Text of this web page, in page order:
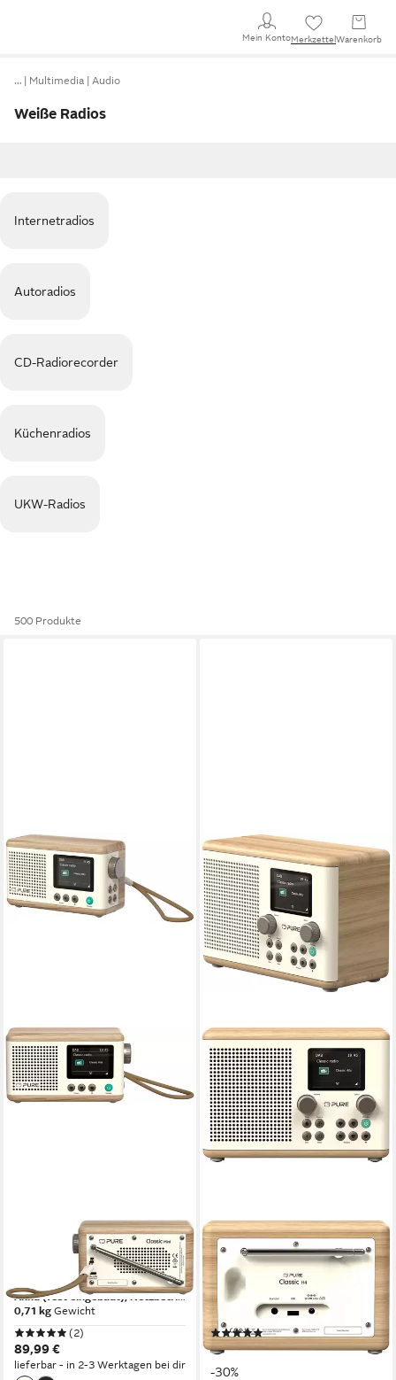
Mein KontoMerkzettel Warenkorb
… Multimedia Audio
Weiße Radios
Internetradios
Autoradios
CD-Radiorecorder
Küchenradios
UKW-Radios
500 Produkte
Classic Mini Digitalradio (DAB)
Leistung
Akku (fest eingebaut), Netzbetrieb
Stromversorgung
0,71 kg Gewicht
(2)
89,99 €
lieferbar - in 2-3 Werktagen bei dir
PURE
Classic H4 Digitalradio (DAB)
10 W
Leistung
Netzbetrieb Stromversorgung
1,2 kg
Gewicht
(4)
ab 69,99 € UVP99,99 €
-30%